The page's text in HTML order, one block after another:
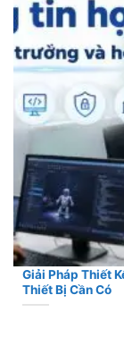
Giải Pháp Thiết
Thiết Bị Cần Có